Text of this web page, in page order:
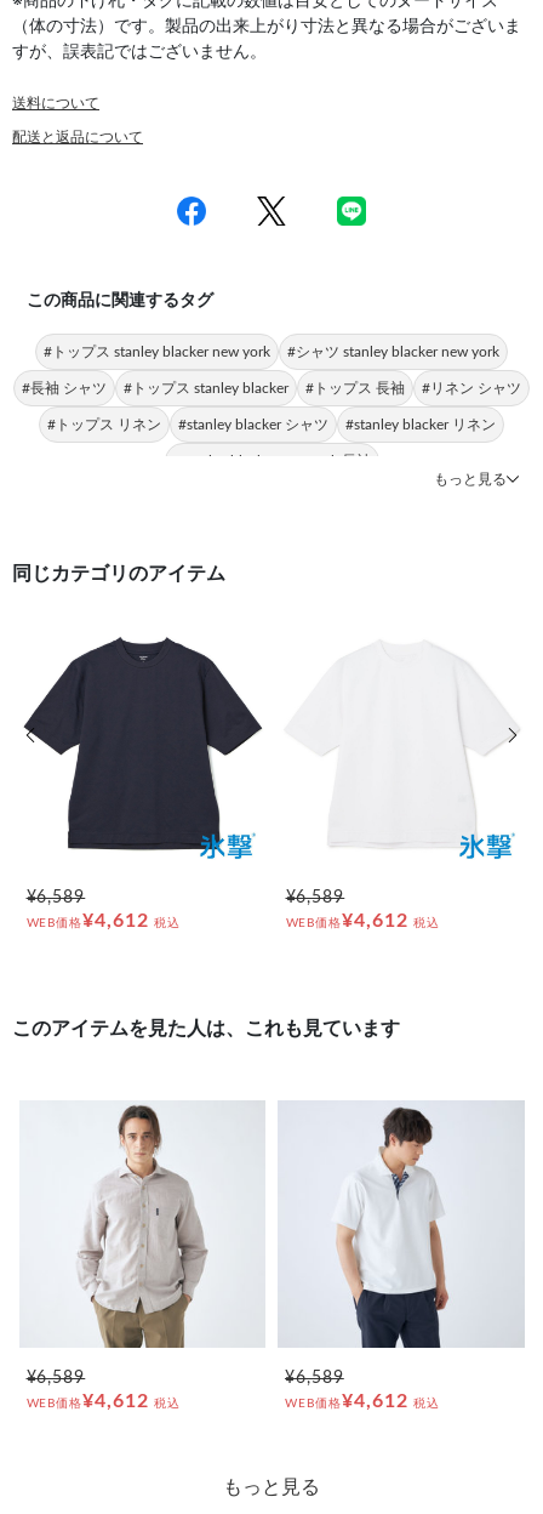
（体の寸法）です。製品の出来上がり寸法と異なる場合がございま
すが、誤表記ではございません。
送料について
配送と返品について
この商品に関連するタグ
#トップス stanley blacker new york #シャツ stanley blacker new york
#長袖 シャツ #トップス stanley blacker #トップス 長袖 #リネン シャツ
#トップス リネン #stanley blacker シャツ #stanley blacker リネン
#stanley blacker new york 長袖
もっと見る
同じカテゴリのアイテム
¥6,589
WEB価格¥4,612 税込
¥6,589
WEB価格¥4,612 税込
前の画像 次
このアイテムを見た人は、これも見ています
¥6,589
WEB価格¥4,612 税込
¥6,589
WEB価格¥4,612 税込
もっと見る